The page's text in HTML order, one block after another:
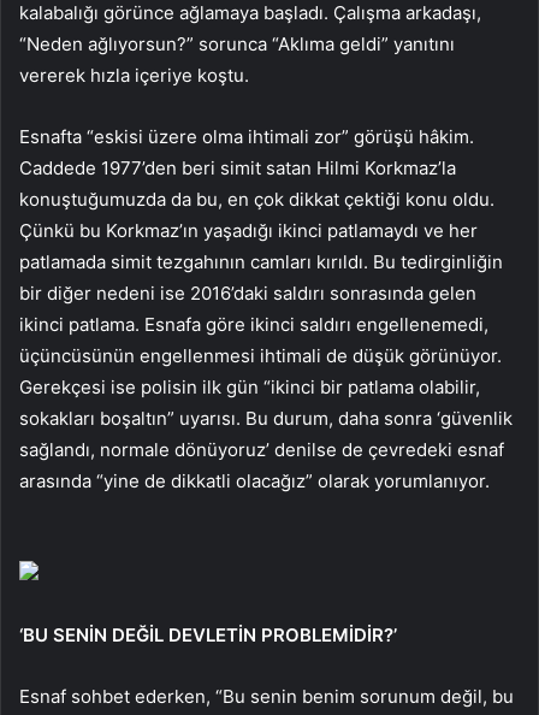
kalabalığı görünce ağlamaya başladı. Çalışma arkadaşı,
“Neden ağlıyorsun?” sorunca “Aklıma geldi” yanıtını
vererek hızla içeriye koştu.
Esnafta “eskisi üzere olma ihtimali zor” görüşü hâkim.
Caddede 1977’den beri simit satan Hilmi Korkmaz’la
konuştuğumuzda da bu, en çok dikkat çektiği konu oldu.
Çünkü bu Korkmaz’ın yaşadığı ikinci patlamaydı ve her
patlamada simit tezgahının camları kırıldı. Bu tedirginliğin
bir diğer nedeni ise 2016’daki saldırı sonrasında gelen
ikinci patlama. Esnafa göre ikinci saldırı engellenemedi,
üçüncüsünün engellenmesi ihtimali de düşük görünüyor.
Gerekçesi ise polisin ilk gün “ikinci bir patlama olabilir,
sokakları boşaltın” uyarısı. Bu durum, daha sonra ‘güvenlik
sağlandı, normale dönüyoruz’ denilse de çevredeki esnaf
arasında “yine de dikkatli olacağız” olarak yorumlanıyor.
‘BU SENİN DEĞİL DEVLETİN PROBLEMİDİR?’
Esnaf sohbet ederken, “Bu senin benim sorunum değil, bu